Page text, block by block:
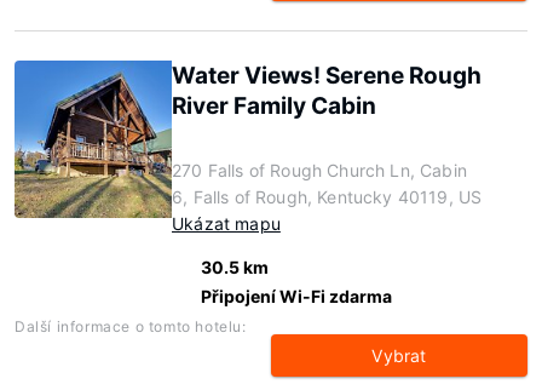
Water Views! Serene Rough
River Family Cabin
270 Falls of Rough Church Ln, Cabin
6, Falls of Rough, Kentucky 40119, US
Ukázat mapu
30.5 km
Připojení Wi-Fi zdarma
Další informace o tomto hotelu:
Vybrat